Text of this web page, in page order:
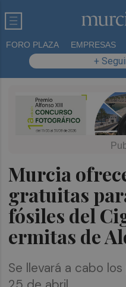
FORO PLAZA EMPRESAS
+
Murcia
gratuitas
fósiles del
ermitas de
Se llevará a cabo